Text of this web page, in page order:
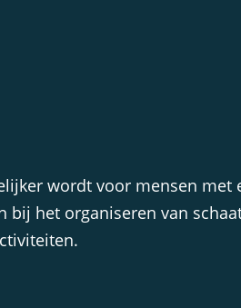
wordt voor mensen met
het organiseren van